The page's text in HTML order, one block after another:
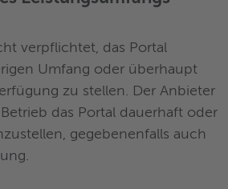
verpflichtet, das Portal
Umfang oder überhaupt
zu stellen. Der Anbieter
das Portal dauerhaft oder
gegebenenfalls auch